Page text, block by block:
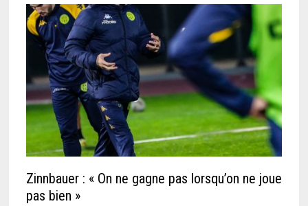
Zinnbauer : « On ne gagne pas lorsqu’on ne joue
pas bien »